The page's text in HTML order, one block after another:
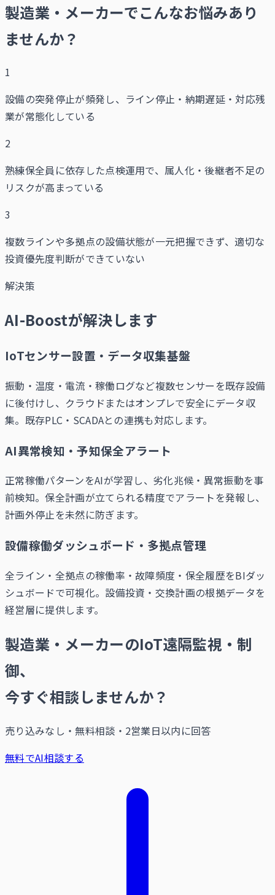
製造業・メーカーでこんなお悩みあり
ませんか？
1
設備の突発停止が頻発し、ライン停止・納期遅延・対応残
業が常態化している
2
熟練保全員に依存した点検運用で、属人化・後継者不足の
リスクが高まっている
3
複数ラインや多拠点の設備状態が一元把握できず、適切な
投資優先度判断ができていない
解決策
AI-Boostが解決します
IoTセンサー設置・データ収集基盤
振動・温度・電流・稼働ログなど複数センサーを既存設備
に後付けし、クラウドまたはオンプレで安全にデータ収
集。既存PLC・SCADAとの連携も対応します。
AI異常検知・予知保全アラート
正常稼働パターンをAIが学習し、劣化兆候・異常振動を事
前検知。保全計画が立てられる精度でアラートを発報し、
計画外停止を未然に防ぎます。
設備稼働ダッシュボード・多拠点管理
全ライン・全拠点の稼働率・故障頻度・保全履歴をBIダッ
シュボードで可視化。設備投資・交換計画の根拠データを
経営層に提供します。
製造業・メーカーのIoT遠隔監視・制
御、
今すぐ相談しませんか？
売り込みなし・無料相談・2営業日以内に回答
無料でAI相談する